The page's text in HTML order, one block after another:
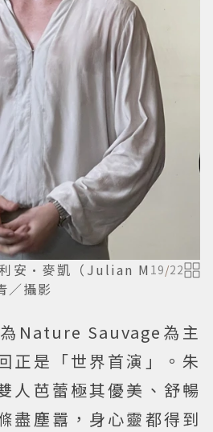
安·麥凱（Julian M
／攝影
19/22
Nature Sauvage為主
正是「世界首演」。朱
人芭蕾極其優美、舒暢
盡塵囂，身心靈都得到